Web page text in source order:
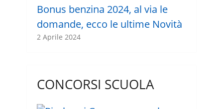
Bonus benzina 2024, al via le
domande, ecco le ultime Novità
2 Aprile 2024
CONCORSI SCUOLA